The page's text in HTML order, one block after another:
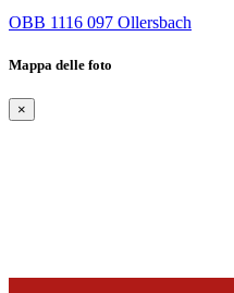
OBB 1116 097 Ollersbach
Mappa delle foto
×